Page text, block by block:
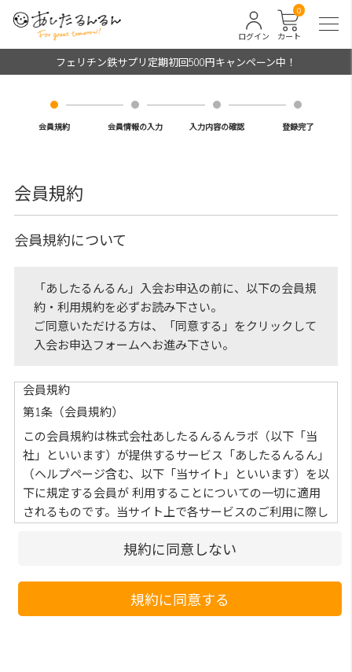
カート
0
ログイン
フェリチン鉄サプリ定期初回500円キャンペーン中！
会員規約 会員情報の入力 入力内容の確認 登録完了
会員規約
会員規約について
「あしたるんるん」入会お申込の前に、以下の会員規
約・利用規約を必ずお読み下さい。
ご同意いただける方は、「同意する」をクリックして
入会お申込フォームへお進み下さい。
会員規約
第1条（会員規約）
この会員規約は株式会社あしたるんるんラボ（以下「当
社」といいます）が提供するサービス「あしたるんるん」
（ヘルプページ含む、以下「当サイト」といいます）を以
下に規定する会員が 利⽤することについての⼀切に適⽤
されるものです。当サイト上で各サービスのご利⽤に際し
り、それらすべてを含めたものが利⽤規約となっておりま
ついては、当サイトのサポート範囲外となる為、各リンク
先の規約に従うものとします）
規約に同意しない
規約に同意する